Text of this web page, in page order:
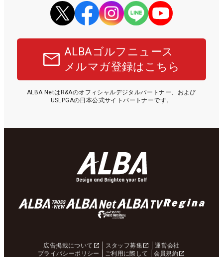
ALBAゴルフニュース
メルマガ登録はこちら
ALBA NetはR&Aのオフィシャルデジタルパートナー、および
USLPGAの日本公式サイトパートナーです。
広告掲載について スタッフ募集
運営会社
プライバシーポリシー
ご利用に際して 会員規約